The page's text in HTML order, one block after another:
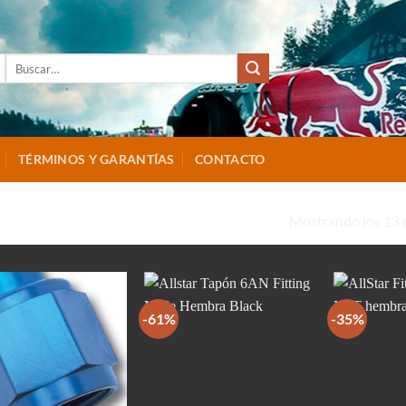
TÉRMINOS Y GARANTÍAS CONTACTO
-61% -35%